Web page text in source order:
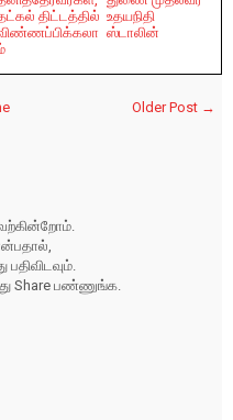
திட்டத்தில் உதயநிதி
ஸ்டாலின்
Older Post →
Share பண்ணுங்க.